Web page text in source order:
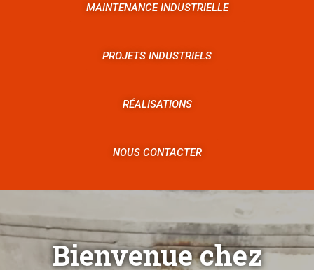
MAINTENANCE INDUSTRIELLE
PROJETS INDUSTRIELS
RÉALISATIONS
NOUS CONTACTER
Bienvenue chez